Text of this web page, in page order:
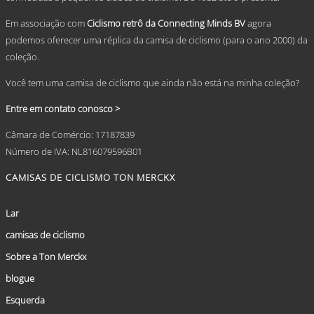
Em associação comCiclismo retrô da Connecting Minds BVagora
podemos oferecer uma réplica da camisa de ciclismo (para o ano 2000) da
coleção.
Você tem uma camisa de ciclismo que ainda não está na minha coleção?
Entre em contato conosco >
Câmara de Comércio: 17187839
Número de IVA: NL816079596B01
CAMISAS DE CICLISMO TON MERCKX
Lar
camisas de ciclismo
Sobre a Ton Merckx
blogue
Esquerda